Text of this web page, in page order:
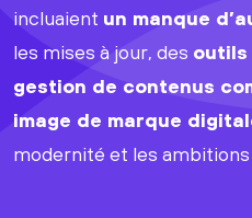
incluaient un manque
les mises à jour, des outils
gestion de contenus
image de marque
modernité et les